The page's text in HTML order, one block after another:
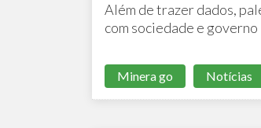
Além de trazer dados,
com sociedade e governo
Minera go Notícias